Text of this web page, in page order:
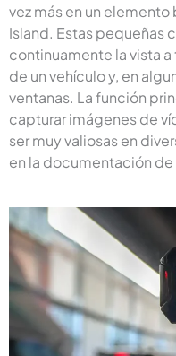
vez más en un
Island. Estas pequeñas
continuamente la vista
de un vehículo y, en
ventanas. La función
capturar imágenes de
ser muy valiosas en
en la documentación